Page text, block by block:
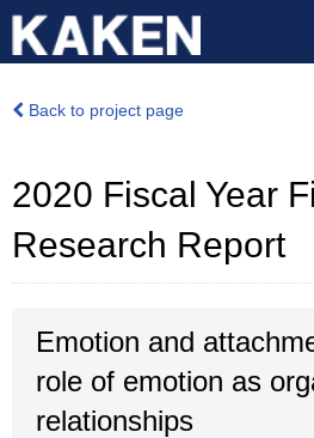
Back to project page
2020 Fiscal Year
Research Report
Emotion and
role of emotion as
relationships